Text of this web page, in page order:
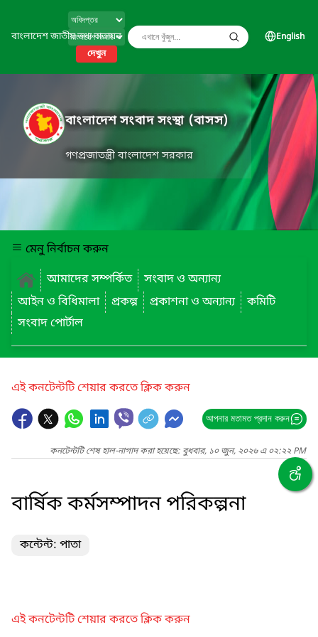
বাংলাদেশ জাতীয় তথ্য বাতায়ন
দেখুন
English
বাংলাদেশ সংবাদ সংস্থা (বাসস)
গণপ্রজাতন্ত্রী বাংলাদেশ সরকার
মেনু নির্বাচন করুন
আমাদের সম্পর্কিত
সংবাদ ও অন্যান্য
আইন ও বিধিমালা
প্রকল্প প্রকাশনা ও অন্যান্য
কমিটি
সংবাদ পোর্টাল
এই কনটেন্টটি শেয়ার করতে ক্লিক করুন
আপনার মতামত প্রদান করুন
কনটেন্টটি শেষ হাল-নাগাদ করা হয়েছে: বুধবার, ১০ জুন, ২০২৬ এ ০২:২২ PM
বার্ষিক কর্মসম্পাদন পরিকল্পনা
কন্টেন্ট: পাতা
এই কনটেন্টটি শেয়ার করতে ক্লিক করুন